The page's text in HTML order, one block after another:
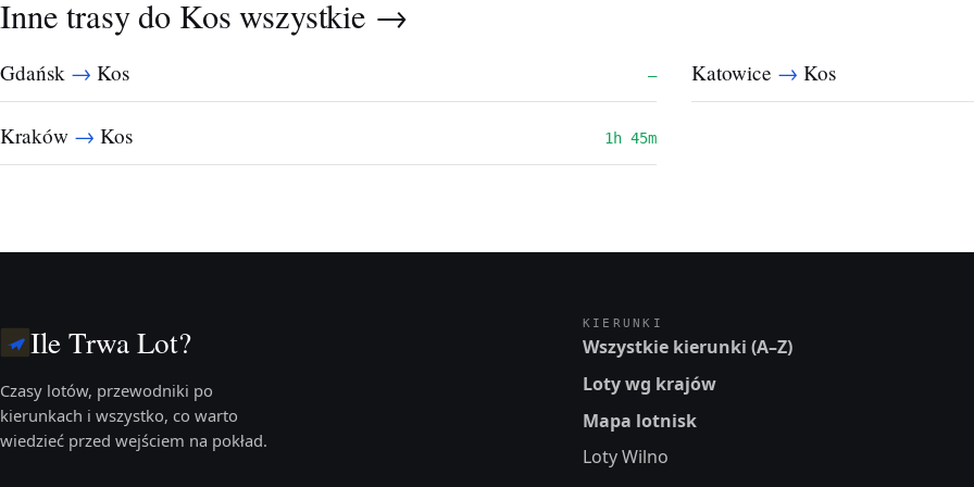
Inne trasy do Koswszystkie →
Gdańsk → Kos — Katowice → Kos
Kraków → Kos 1h 45m
Ile Trwa Lot?
Czasy lotów, przewodniki po
kierunkach i wszystko, co warto
wiedzieć przed wejściem na pokład.
KIERUNKI
Wszystkie kierunki (A–Z)
Loty wg krajów
Mapa lotnisk
Loty Wilno